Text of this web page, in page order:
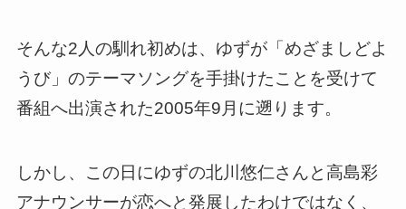
そんな2人の馴れ初めは、ゆずが「めざましどよ
うび」のテーマソングを手掛けたことを受けて
番組へ出演された2005年9月に遡ります。
しかし、この日にゆずの北川悠仁さんと高島彩
アナウンサーが恋へと発展したわけではなく、